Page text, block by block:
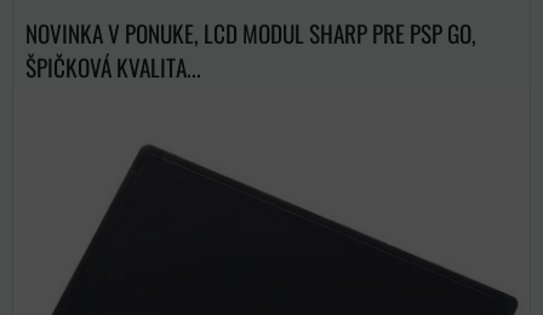
NOVINKA V PONUKE, LCD MODUL SHARP PRE PSP GO,
ŠPIČKOVÁ KVALITA...